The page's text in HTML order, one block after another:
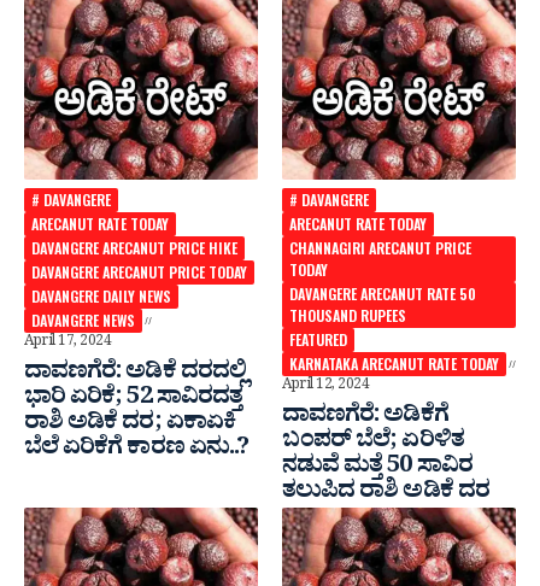
# DAVANGERE
ARECANUT RATE TODAY
DAVANGERE ARECANUT PRICE HIKE
DAVANGERE ARECANUT PRICE TODAY
DAVANGERE DAILY NEWS
DAVANGERE NEWS
April 17, 2024
ದಾವಣಗೆರೆ: ಅಡಿಕೆ ದರದಲ್ಲಿ
ಭಾರಿ ಏರಿಕೆ; 52 ಸಾವಿರದತ್ತ
ರಾಶಿ ಅಡಿಕೆ ದರ; ಏಕಾಏಕಿ
ಬೆಲೆ ಏರಿಕೆಗೆ ಕಾರಣ ಏನು..?
# DAVANGERE
ARECANUT RATE TODAY
CHANNAGIRI ARECANUT PRICE
TODAY
DAVANGERE ARECANUT RATE 50
THOUSAND RUPEES
FEATURED
KARNATAKA ARECANUT RATE TODAY
April 12, 2024
ದಾವಣಗೆರೆ: ಅಡಿಕೆಗೆ
ಬಂಪರ್ ಬೆಲೆ; ಏರಿಳಿತ
ನಡುವೆ ಮತ್ತೆ 50 ಸಾವಿರ
ತಲುಪಿದ ರಾಶಿ ಅಡಿಕೆ ದರ